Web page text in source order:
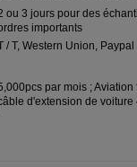
ou 3 jours pour des
importants
/ T, Western Union, Paypal
par mois ;
d'extension de voiture